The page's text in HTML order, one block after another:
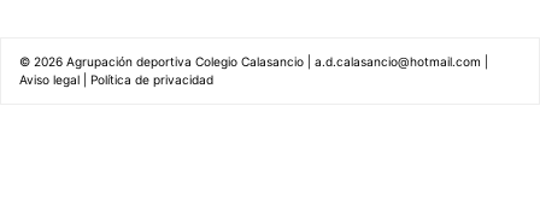
© 2026 Agrupación deportiva Colegio Calasancio a.d.calasancio@hotmail.com
Aviso legal
Política de privacidad